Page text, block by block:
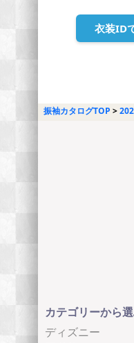
衣装ID
振袖カタログTOP
カテゴリーから
ディズニー